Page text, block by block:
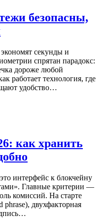
безопасны,
секунды и
спрятан парадокс:
дороже любой
работает технология, где
удобство…
как хранить
интерфейс к блокчейну
Главные критерии —
комиссий. На старте
двухфакторная